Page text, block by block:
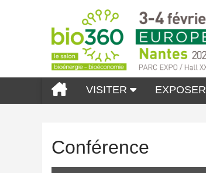
VISITER EXPOSER
Conférence